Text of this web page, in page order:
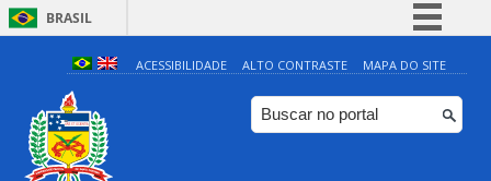
BRASIL
Simplifique!
Comunica BR
Participe
ACESSIBILIDADE ALTO CONTRASTE MAPA DO SITE